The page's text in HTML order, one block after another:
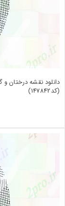
دانلود نقشه
(کد147842)